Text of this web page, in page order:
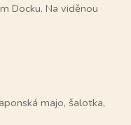
Docku. Na viděnou
majo, šalotka,